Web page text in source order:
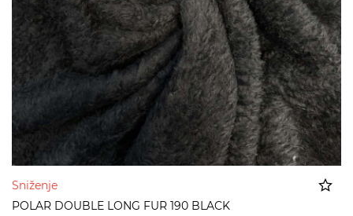
Sniženje
POLAR DOUBLE LONG FUR 190 BLACK